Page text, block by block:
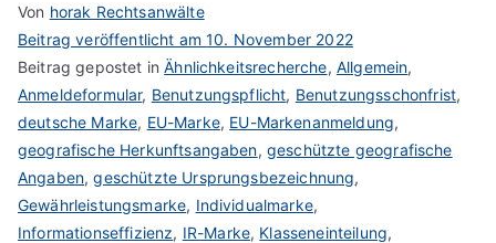
Von horak Rechtsanwälte
Beitrag veröffentlicht am10. November 2022
Beitrag gepostet inÄhnlichkeitsrecherche, Allgemein,
Anmeldeformular, Benutzungspflicht, Benutzungsschonfrist,
deutsche Marke, EU-Marke, EU-Markenanmeldung,
geografische Herkunftsangaben, geschützte geografische
Angaben,geschützte Ursprungsbezeichnung,
Gewährleistungsmarke, Individualmarke,
Informationseffizienz, IR-Marke, Klasseneinteilung,